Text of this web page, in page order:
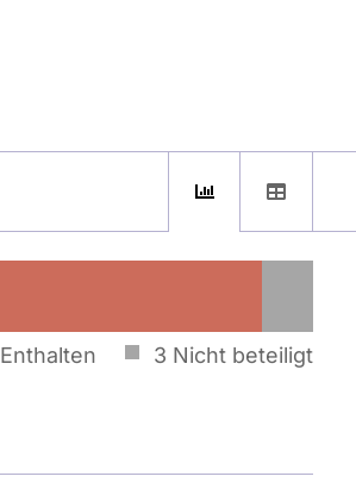
Enthalten 3 Nicht beteiligt